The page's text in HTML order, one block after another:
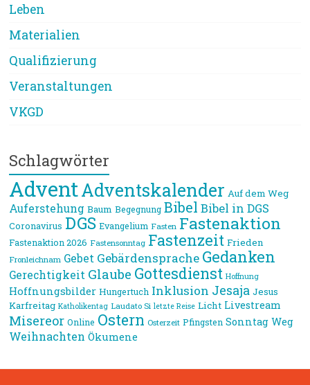
Leben
Materialien
Qualifizierung
Veranstaltungen
VKGD
Schlagwörter
AdventAdventskalender Auf dem Weg
Auferstehung Baum Begegnung Bibel Bibel in DGS
Coronavirus DGS Evangelium Fasten Fastenaktion
Fastenaktion 2026 Fastensonntag Fastenzeit Frieden
Fronleichnam Gebet Gebärdensprache Gedanken
Gerechtigkeit Glaube Gottesdienst Hoffnung
Hoffnungsbilder Hungertuch Inklusion Jesaja Jesus
Karfreitag Katholikentag Laudato Si letzte Reise Licht Livestream
Misereor Online Ostern Osterzeit Pfingsten Sonntag Weg
Weihnachten Ökumene